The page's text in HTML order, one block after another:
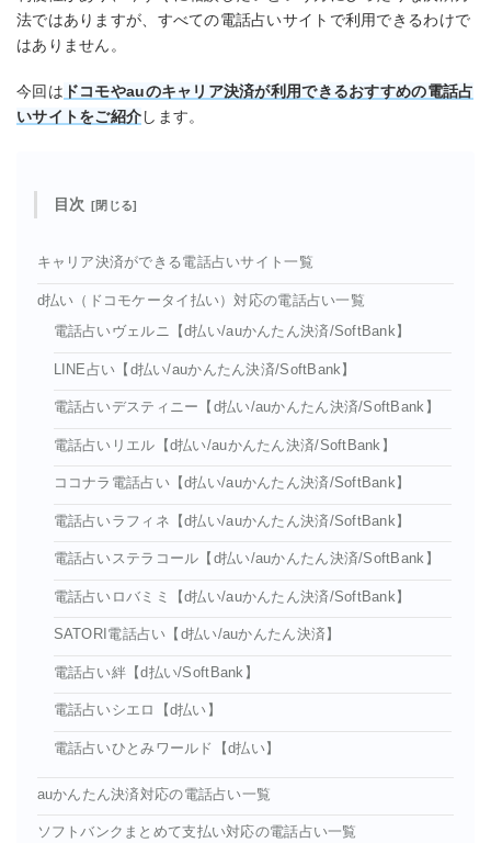
法ではありますが、すべての電話占いサイトで利用できるわけで
はありません。
今回は ドコモやauのキャリア決済が利用できるおすすめの電話占
いサイトをご紹介します。
目次
キャリア決済ができる電話占いサイト一覧
d払い（ドコモケータイ払い）対応の電話占い一覧
電話占いヴェルニ【d払い/auかんたん決済/SoftBank】
LINE占い【d払い/auかんたん決済/SoftBank】
電話占いデスティニー【d払い/auかんたん決済/SoftBank】
電話占いリエル【d払い/auかんたん決済/SoftBank】
ココナラ電話占い【d払い/auかんたん決済/SoftBank】
電話占いラフィネ【d払い/auかんたん決済/SoftBank】
電話占いステラコール【d払い/auかんたん決済/SoftBank】
電話占いロバミミ【d払い/auかんたん決済/SoftBank】
SATORI電話占い【d払い/auかんたん決済】
電話占い絆【d払い/SoftBank】
電話占いシエロ【d払い】
電話占いひとみワールド【d払い】
auかんたん決済対応の電話占い一覧
ソフトバンクまとめて支払い対応の電話占い一覧